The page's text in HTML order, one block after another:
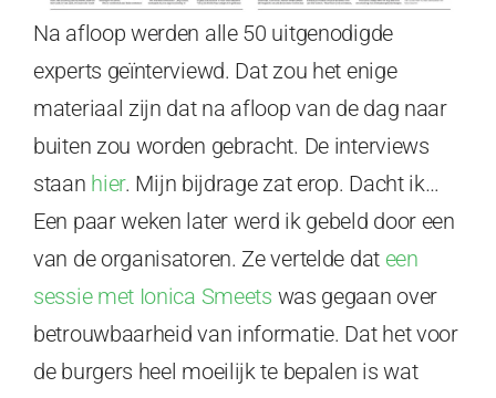
Na afloop werden alle 50 uitgenodigde
experts geïnterviewd. Dat zou het enige
materiaal zijn dat na afloop van de dag naar
buiten zou worden gebracht. De interviews
staan hier. Mijn bijdrage zat erop. Dacht ik…
Een paar weken later werd ik gebeld door een
van de organisatoren. Ze vertelde dat een
sessie met Ionica Smeets was gegaan over
betrouwbaarheid van informatie. Dat het voor
de burgers heel moeilijk te bepalen is wat